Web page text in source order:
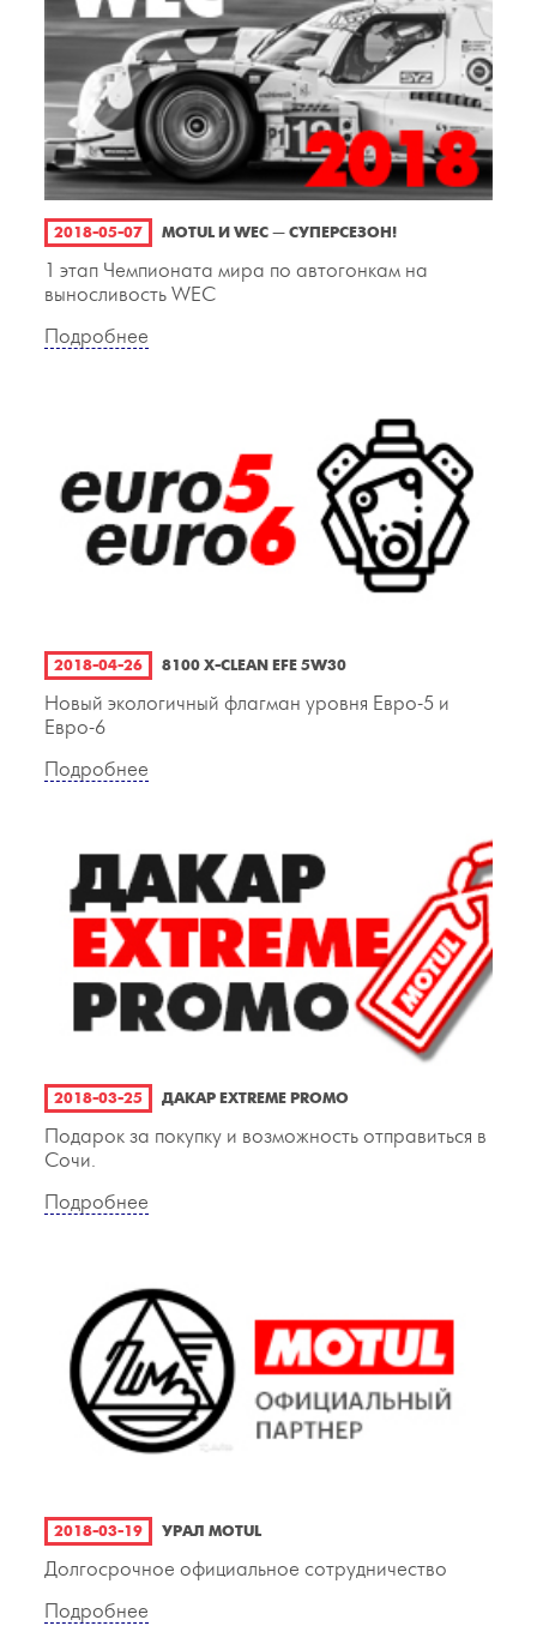
2018-05-07 MOTUL И WEC — СУПЕРСЕЗОН!
1 этап Чемпионата мира по автогонкам на
выносливость WEC
Подробнее
2018-04-26 8100 X-CLEAN EFE 5W30
Новый экологичный флагман уровня Евро-5 и
Евро-6
Подробнее
2018-03-25 ДАКАР EXTREME PROMO
Подарок за покупку и возможность отправиться в
Сочи.
Подробнее
2018-03-19 УРАЛ MOTUL
Долгосрочное официальное сотрудничество
Подробнее